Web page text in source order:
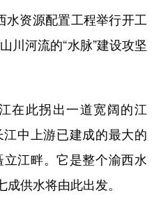
资源配置工程举行开工
川河流的“水脉”建设攻坚
此拐出一道宽阔的江
中上游已建成的最大的
江畔。它是整个渝西水
供水将由此出发。